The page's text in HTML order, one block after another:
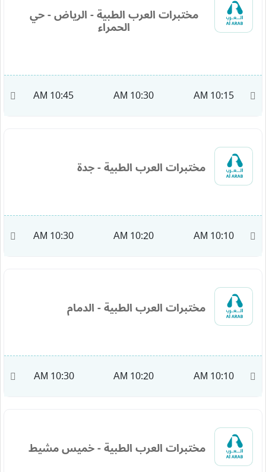
مختبرات العرب الطبية - الرياض - حي
الحمراء
10:15 AM
10:30 AM
10:45 AM
مختبرات العرب الطبية - جدة
10:10 AM
10:20 AM
10:30 AM
مختبرات العرب الطبية - الدمام
10:10 AM
10:20 AM
10:30 AM
مختبرات العرب الطبية - خميس مشيط